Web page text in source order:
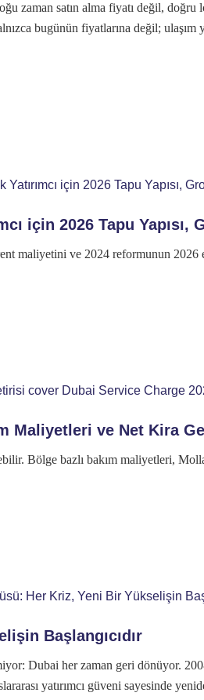
zaman satın alma fiyatı değil,
bugünün fiyatlarına değil;
için 2026 Tapu
maliyetini ve 2024 reformunun
Maliyetleri ve Net Kira
Bölge bazlı bakım maliyetleri,
Başlangıcıdır
Dubai her zaman geri
yatırımcı güveni sayesinde